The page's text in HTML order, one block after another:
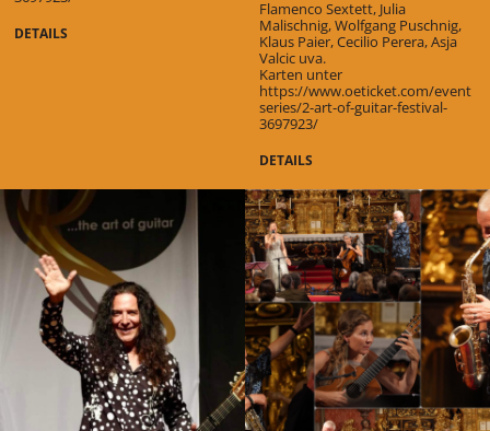
DETAILS
Flamenco Sextett, Julia
Malischnig, Wolfgang Puschnig,
Klaus Paier, Cecilio Perera, Asja
Valcic uva.
Karten unter
https://www.oeticket.com/event
series/2-art-of-guitar-festival-
3697923/
DETAILS